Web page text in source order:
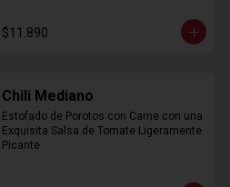
$11.890
Chili Mediano
Estofado de Porotos con Carne con una
Exquisita Salsa de Tomate Ligeramente
Picante